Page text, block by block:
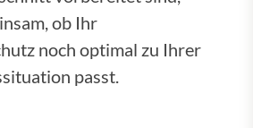
ob Ihr
noch optimal zu Ihrer
passt.